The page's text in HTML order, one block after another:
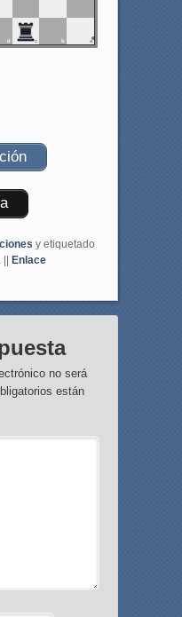
d c b a
y etiquetado
|| Enlace
no será
están